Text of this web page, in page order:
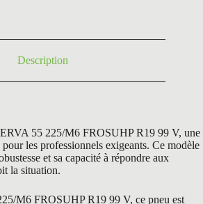
Description
55 225/M6 FROSUHP R19 99 V, une
les professionnels exigeants. Ce modèle
et sa capacité à répondre aux
la situation.
M6 FROSUHP R19 99 V, ce pneu est